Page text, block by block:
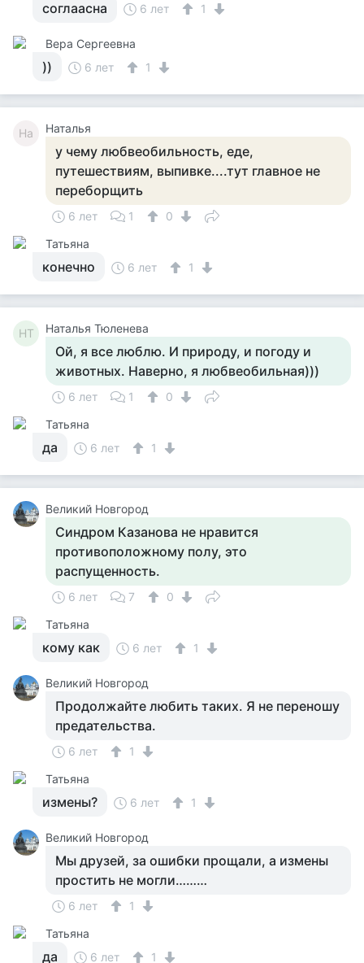
соглаасна 6 лет 1
Вера Сергеевна
)) 6 лет 1
На Наталья
у чему любвеобильность, еде,
путешествиям, выпивке....тут главное не
переборщить
6 лет 1
0
Татьяна
конечно 6 лет 1
НТ Наталья Тюленева
Ой, я все люблю. И природу, и погоду и
животных. Наверно, я любвеобильная)))
6 лет 1
0
Татьяна
да 6 лет 1
Великий Новгород
Синдром Казанова не нравится
противоположному полу, это
распущенность.
6 лет 7
0
Татьяна
кому как 6 лет 1
Великий Новгород
Продолжайте любить таких. Я не переношу
предательства.
6 лет
1
Татьяна
измены? 6 лет 1
Великий Новгород
Мы друзей, за ошибки прощали, а измены
простить не могли………
6 лет
1
Татьяна
да 6 лет 1